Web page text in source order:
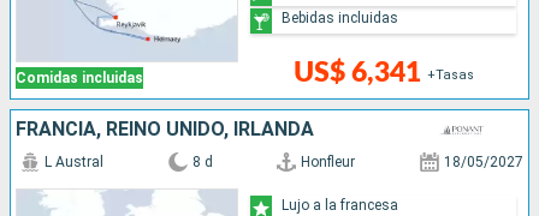
Comidas incluidas US$ 6,341 +Tasas
Bebidas incluidas
FRANCIA, REINO UNIDO, IRLANDA
L Austral 8 d Honfleur 18/05/2027
Lujo a la francesa